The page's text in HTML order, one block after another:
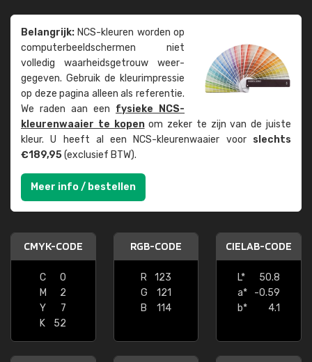
Belangrijk: NCS-kleuren worden op
computer­beeld­schermen niet
volledig waarheids­­getrouw weer­
gegeven. Gebruik de kleur­impressie
op deze pagina alleen als referentie.
We raden aan een fysieke NCS-
kleuren­waaier te kopenom zeker te zijn van de juiste
kleur. U heeft al een NCS-kleuren­waaier voor slechts
€189,95(exclusief BTW).
Meer info / bestellen
CMYK-CODE
C
0
M
2
Y
7
K
52
RGB-CODE
R
123
G
121
B
114
CIELAB-CODE
L*
50.8
a*
-0.59
b*
4.1